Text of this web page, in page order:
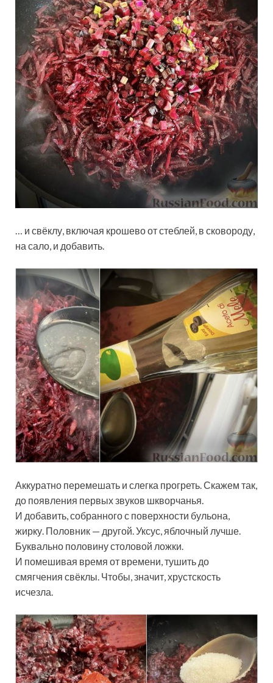
… и свёклу, включая крошево от стеблей, в сковороду,
на сало, и добавить.
Аккуратно перемешать и слегка прогреть. Скажем так,
до появления первых звуков шкворчанья.
И добавить, собранного с поверхности бульона,
жирку. Половник — другой. Уксус, яблочный лучше.
Буквально половину столовой ложки.
И помешивая время от времени, тушить до
смягчения свёклы. Чтобы, значит, хрустскость
исчезла.